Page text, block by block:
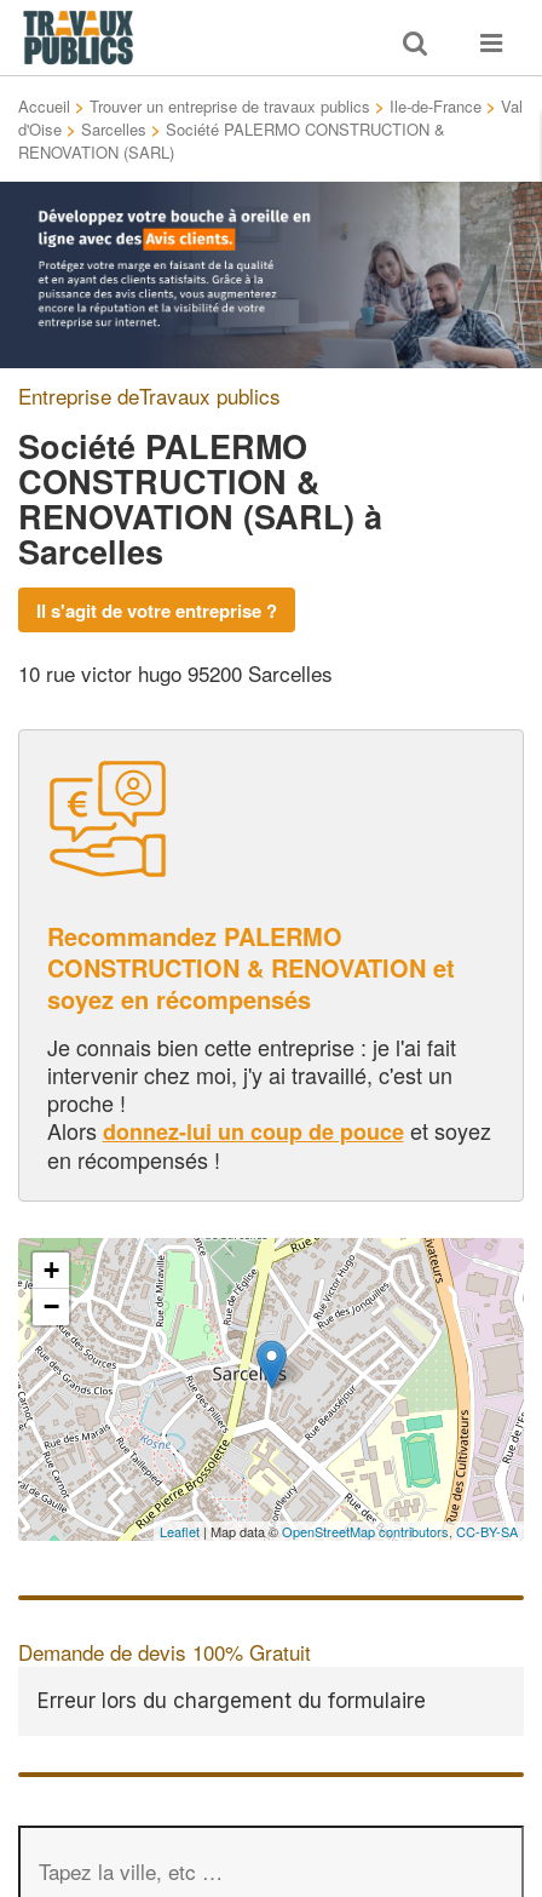
Toggle
search
Toggle
Accueil > Trouver un entreprise de travaux publics > Ile-de-France > Val
d'Oise > Sarcelles > Société PALERMO CONSTRUCTION &
RENOVATION (SARL)
Entreprise deTravaux publics
Société PALERMO
CONSTRUCTION &
RENOVATION (SARL) à
Sarcelles
Il s'agit de votre entreprise ?
10 rue victor hugo 95200 Sarcelles
Recommandez PALERMO
CONSTRUCTION & RENOVATION et
soyez en récompensés
Je connais bien cette entreprise : je l'ai fait
intervenir chez moi, j'y ai travaillé, c'est un
proche !
Alorsdonnez-lui un coup de pouceet soyez
en récompensés !
+
−
Leaflet | Map data ©OpenStreetMap contributors,CC-BY-SA
Demande de devis 100% Gratuit
Erreur lors du chargement du formulaire